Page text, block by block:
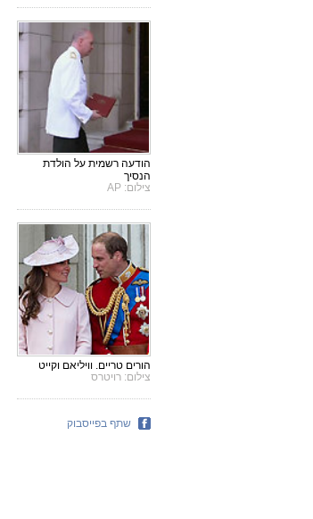
הודעה רשמית על הולדת
הנסיך
צילום: AP
הורים טריים. וויליאם וקייט
צילום: רויטרס
שתף בפייסבוק